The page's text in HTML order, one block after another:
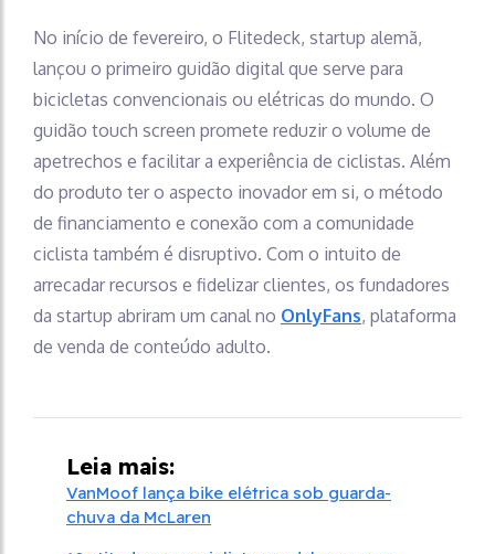
No início de fevereiro, o Flitedeck, startup alemã,
lançou o primeiro guidão digital que serve para
bicicletas convencionais ou elétricas do mundo. O
guidão touch screen promete reduzir o volume de
apetrechos e facilitar a experiência de ciclistas. Além
do produto ter o aspecto inovador em si, o método
de financiamento e conexão com a comunidade
ciclista também é disruptivo. Com o intuito de
arrecadar recursos e fidelizar clientes, os fundadores
da startup abriram um canal no OnlyFans, plataforma
de venda de conteúdo adulto.
Leia mais:
VanMoof lança bike elétrica sob guarda-
chuva da McLaren